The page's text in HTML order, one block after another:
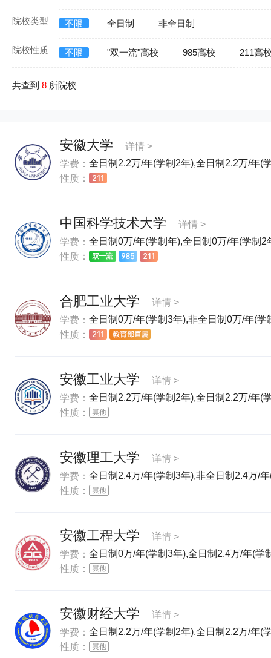
院校类型 不限 全日制 非全日制
院校性质 不限 "双一流"高校 985高校 211高
共查到 8 所院校
安徽大学
详情 >
学费： 全日制2.2万/年(学制2年),全日制2.2万/年(
性质：
中国科学技术大学
详情 >
学费： 全日制0万/年(学制年),全日制0万/年(学制2
性质：
合肥工业大学
详情 >
学费： 全日制0万/年(学制3年),非全日制0万/年(学
性质：
安徽工业大学
详情 >
学费： 全日制2.2万/年(学制2年),全日制2.2万/年(
性质：
安徽理工大学
详情 >
学费： 全日制2.4万/年(学制3年),非全日制2.4万/
性质：
安徽工程大学
详情 >
学费： 全日制0万/年(学制3年),全日制2.4万/年(学
性质：
安徽财经大学
详情 >
学费： 全日制2.2万/年(学制2年),全日制2.2万/年(
性质：